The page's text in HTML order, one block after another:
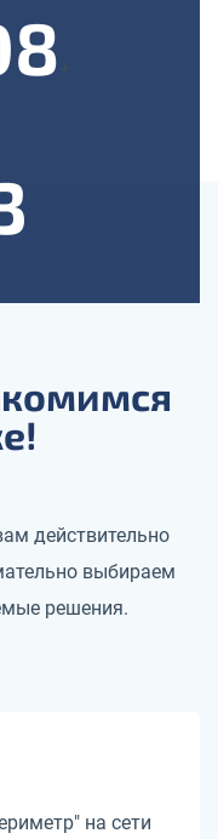
действительно
выбираем
решения.
на сети